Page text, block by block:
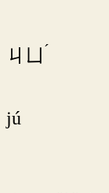
ㄐㄩ ˊ
jú